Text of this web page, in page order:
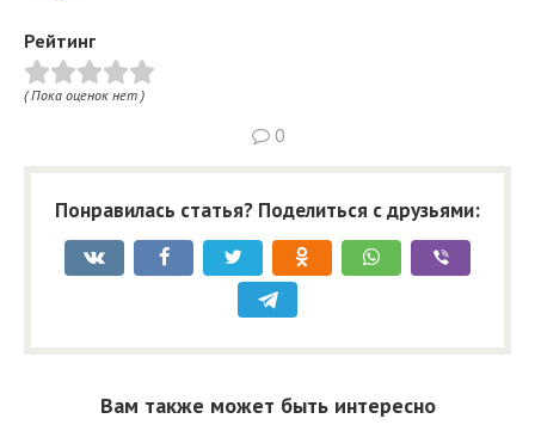
Рейтинг
( Пока оценок нет )
0
Понравилась статья? Поделиться с друзьями:
Вам также может быть интересно